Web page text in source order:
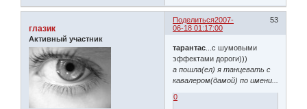
Поделиться 53
2007-
06-18 01:17:00
глазик
Активный участник
тарантас ...с шумовыми
эффектами дороги)))
а пошла(ел) я танцевать с
кавалером(дамой) по имени...
0